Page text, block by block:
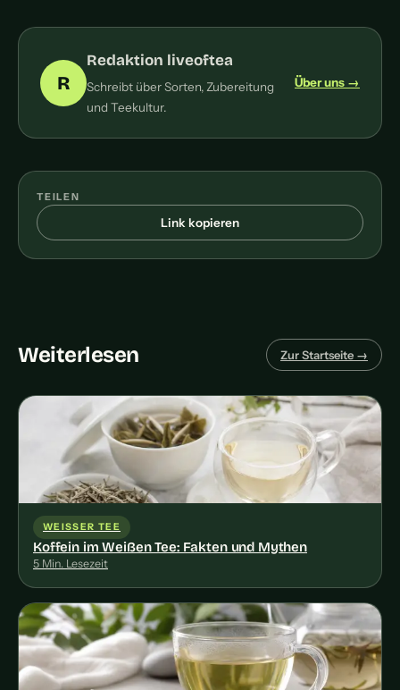
R
Redaktion liveoftea
Schreibt über Sorten, Zubereitung
und Teekultur.
Über uns →
TEILEN
Link kopieren
Weiterlesen Zur Startseite →
WEISSER TEE
Koffein im Weißen Tee: Fakten und Mythen
5 Min. Lesezeit